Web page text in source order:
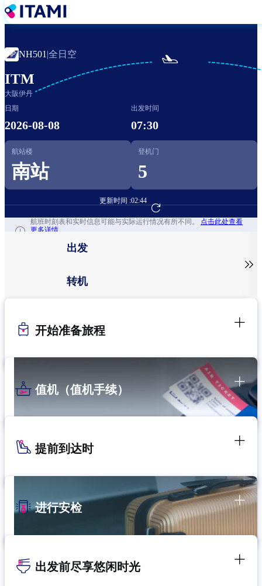
跳
转
主
要
容
NH501 |全日空
ITM
大阪伊丹

日期
2026-08-08
出发时间
07:30
航站楼
南站
登机门
5
更新时间 :02:44
前往航班预订
航班时刻表和实时信息可能与实际运行情况有所不同。 点击此处查看
更多详情。
出发
转机

开始准备旅程
值机（值机手续）
提前到达时
进行安检
出发前尽享悠闲时光